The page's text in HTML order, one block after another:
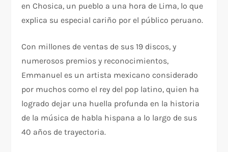
en Chosica, un pueblo a una hora de Lima, lo que
explica su especial cariño por el público peruano.
Con millones de ventas de sus 19 discos, y
numerosos premios y reconocimientos,
Emmanuel es un artista mexicano considerado
por muchos como el rey del pop latino, quien ha
logrado dejar una huella profunda en la historia
de la música de habla hispana a lo largo de sus
40 años de trayectoria.